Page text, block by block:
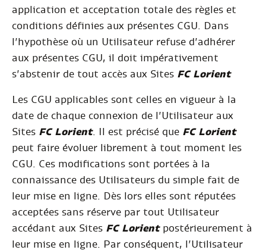
application et acceptation totale des règles et
conditions définies aux présentes CGU. Dans
l’hypothèse où un Utilisateur refuse d’adhérer
aux présentes CGU, il doit impérativement
s’abstenir de tout accès aux Sites FC Lorient
Les CGU applicables sont celles en vigueur à la
date de chaque connexion de l’Utilisateur aux
Sites FC Lorient. Il est précisé que FC Lorient
peut faire évoluer librement à tout moment les
CGU. Ces modifications sont portées à la
connaissance des Utilisateurs du simple fait de
leur mise en ligne. Dès lors elles sont réputées
acceptées sans réserve par tout Utilisateur
accédant aux Sites FC Lorient postérieurement à
leur mise en ligne. Par conséquent, l’Utilisateur